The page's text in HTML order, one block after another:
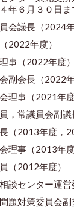
年６月３０日ま
会議長（2024年
2022年度）
事（2022年度）
副会長（2022年
理事（2021年
，常議員会副議
（2013年度，
理事（2013年度
（2012年度）
談センター運
題対策委員会